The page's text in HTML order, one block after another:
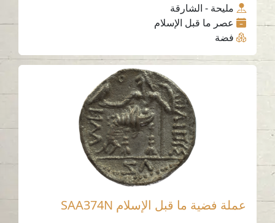
مليحة - الشارقة
عصر ما قبل الإسلام
فضة
عملة فضية ما قبل الإسلام SAA374N